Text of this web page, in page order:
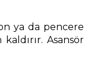
ya da pencere
Asansör